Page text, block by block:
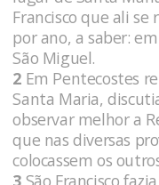
Francisco que ali se
por ano, a saber:
São Miguel.
2 Em Pentecostes
Santa Maria,
observar melhor a
que nas diversas
colocassem os
3 São Francisco